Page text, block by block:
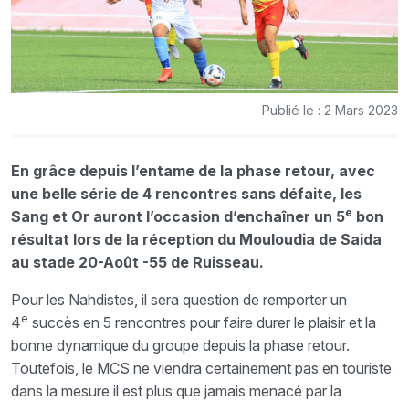
Publié le : 2 Mars 2023
En grâce depuis l’entame de la phase retour, avec
une belle série de 4 rencontres sans défaite, les
Sang et Or auront l’occasion d’enchaîner un 5e bon
résultat lors de la réception du Mouloudia de Saida
au stade 20-Août -55 de Ruisseau.
Pour les Nahdistes, il sera question de remporter un
4e succès en 5 rencontres pour faire durer le plaisir et la
bonne dynamique du groupe depuis la phase retour.
Toutefois, le MCS ne viendra certainement pas en touriste
dans la mesure il est plus que jamais menacé par la